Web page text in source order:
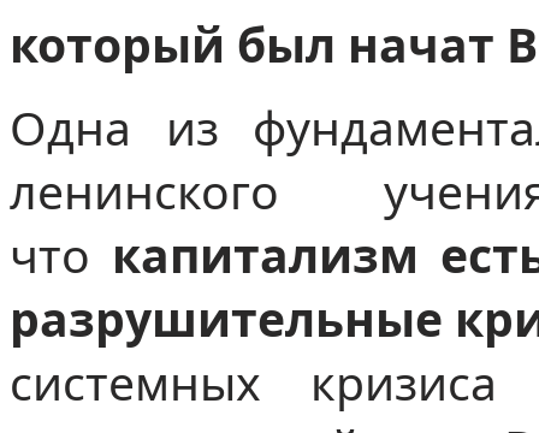
который был начат
Одна из
ленинского
что капитализм
разрушительные
системных